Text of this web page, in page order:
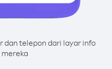
dan telepon dari layar info
mereka